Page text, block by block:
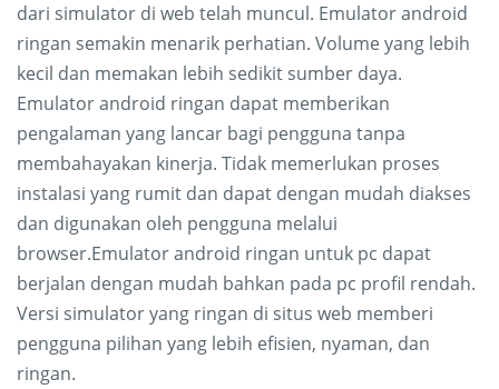
dari simulator di web telah muncul. Emulator android
ringan semakin menarik perhatian. Volume yang lebih
kecil dan memakan lebih sedikit sumber daya.
Emulator android ringan dapat memberikan
pengalaman yang lancar bagi pengguna tanpa
membahayakan kinerja. Tidak memerlukan proses
instalasi yang rumit dan dapat dengan mudah diakses
dan digunakan oleh pengguna melalui
browser.Emulator android ringan untuk pc dapat
berjalan dengan mudah bahkan pada pc profil rendah.
Versi simulator yang ringan di situs web memberi
pengguna pilihan yang lebih efisien, nyaman, dan
ringan.